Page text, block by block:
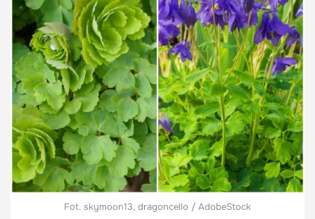
Fot. skymoon13, dragoncello / AdobeStock